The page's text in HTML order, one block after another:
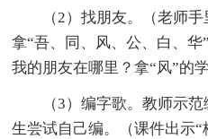
（2）找朋友。（老师
拿“吾、同、风、公、白、华
我的朋友在哪里？拿“风”的
（3）编字歌。教师示
生尝试自己编。（课件出示